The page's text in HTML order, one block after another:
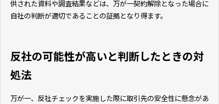
供された資料や調査結果などは、万が一契約解除となった場合に
自社の判断が適切であることの証拠となり得ます。
反社の可能性が高いと判断したときの対
処法
万が一、反社チェックを実施した際に取引先の安全性に懸念があ